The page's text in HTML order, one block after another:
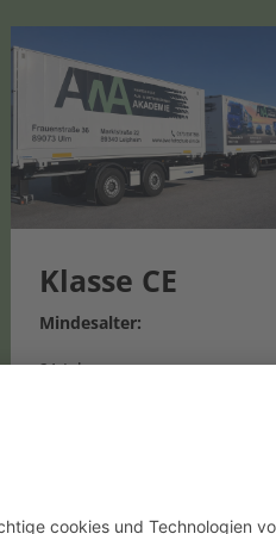
Klasse CE
Mindesalter:
21 Jahre